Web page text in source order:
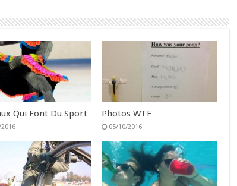
Qui Font Du Sport Photos WTF
05/10/2016